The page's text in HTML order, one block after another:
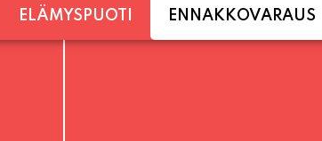
ELÄMYSPUOTI ENNAKKOVARAUS